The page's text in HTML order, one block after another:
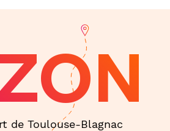
de Toulouse-Blagnac